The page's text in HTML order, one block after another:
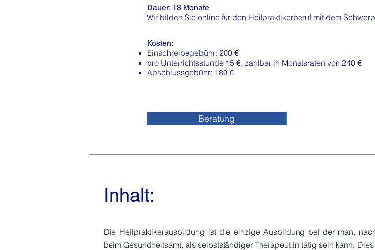
Dauer: 18 Monate
Wir bilden Sie online für den Heilpraktikerberuf mit dem
Kosten:
Einschreibegebühr: 200 €
pro Unterrichtsstunde 15 €, zahlbar in Monatsraten von 240 €
Abschlussgebühr: 180 €
Beratung
Inhalt:
Die Heilpraktikerausbildung ist die einzige Ausbildung bei der man,
beim Gesundheitsamt, als selbstständiger Therapeut:in tätig sein kann.